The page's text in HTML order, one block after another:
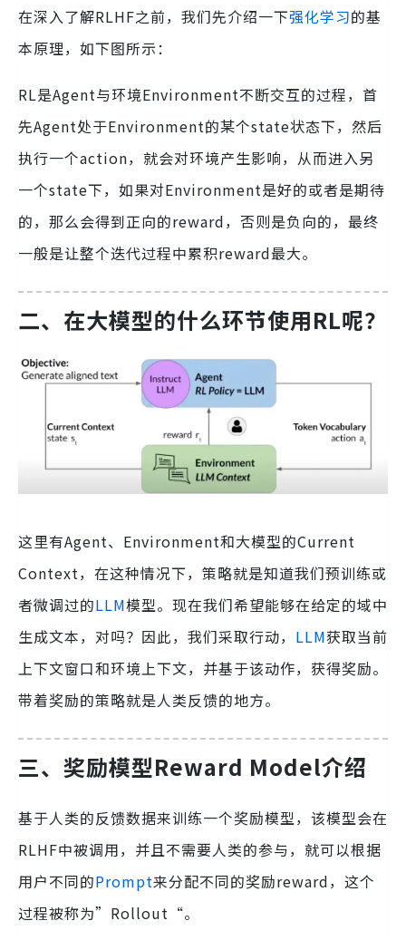
在深入了解RLHF之前，我们先介绍一下强化学习的基
本原理，如下图所示：
RL是Agent与环境Environment不断交互的过程，首
先Agent处于Environment的某个state状态下，然后
执行一个action，就会对环境产生影响，从而进入另
一个state下，如果对Environment是好的或者是期待
的，那么会得到正向的reward，否则是负向的，最终
一般是让整个迭代过程中累积reward最大。
二、在大模型的什么环节使用RL呢？
这里有Agent、Environment和大模型的Current
Context，在这种情况下，策略就是知道我们预训练或
者微调过的LLM模型。现在我们希望能够在给定的域中
生成文本，对吗？因此，我们采取行动， LLM获取当前
上下文窗口和环境上下文，并基于该动作，获得奖励。
带着奖励的策略就是人类反馈的地方。
三、奖励模型Reward Model介绍
基于人类的反馈数据来训练一个奖励模型，该模型会在
RLHF中被调用，并且不需要人类的参与，就可以根据
用户不同的Prompt来分配不同的奖励reward，这个
过程被称为”Rollout“。